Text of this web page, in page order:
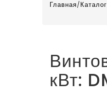
Главная/Каталог
кВт: